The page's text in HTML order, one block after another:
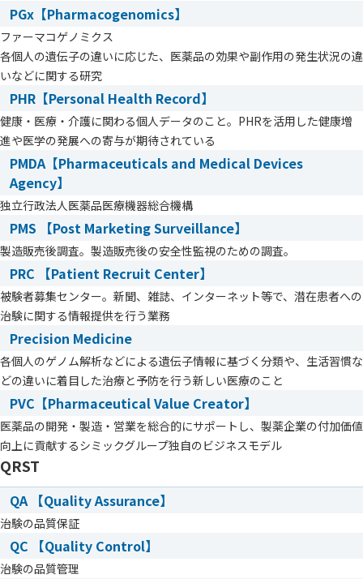
PGx【Pharmacogenomics】
ファーマコゲノミクス
各個人の遺伝子の違いに応じた、医薬品の効果や副作用の発生状況の違
いなどに関する研究
PHR【Personal Health Record】
健康・医療・介護に関わる個人データのこと。PHRを活用した健康増
進や医学の発展への寄与が期待されている
PMDA【Pharmaceuticals and Medical Devices
Agency】
独立行政法人医薬品医療機器総合機構
PMS 【Post Marketing Surveillance】
製造販売後調査。製造販売後の安全性監視のための調査。
PRC 【Patient Recruit Center】
被験者募集センター。新聞、雑誌、インターネット等で、潜在患者への
治験に関する情報提供を行う業務
Precision Medicine
各個人のゲノム解析などによる遺伝子情報に基づく分類や、生活習慣な
どの違いに着目した治療と予防を行う新しい医療のこと
PVC【Pharmaceutical Value Creator】
医薬品の開発・製造・営業を総合的にサポートし、製薬企業の付加価値
向上に貢献するシミックグループ独自のビジネスモデル
QRST
QA 【Quality Assurance】
治験の品質保証
QC 【Quality Control】
治験の品質管理